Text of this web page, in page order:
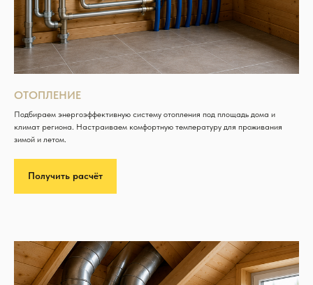
ОТОПЛЕНИЕ
Подбираем энергоэффективную систему отопления под площадь дома и
климат региона. Настраиваем комфортную температуру для проживания
зимой и летом.
Получить расчёт